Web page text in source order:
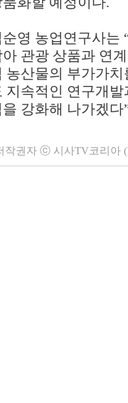
순영 농업연구사는
아 관광 상품과 연
농산물의 부가가
지속적인 연구개
을 강화해 나가겠다
작권자 ⓒ 시사TV코리아